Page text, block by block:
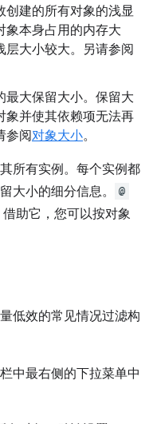
创建的所有对象的浅显
象本身占用的内存大
大小较大。另请参阅
最大保留大小。保留大
象并使其依赖项无法再
参阅对象大小。
所有实例。每个实例都
大小的细分信息。
@
助它，您可以按对象
低效的常见情况过滤构
中最右侧的下拉菜单中